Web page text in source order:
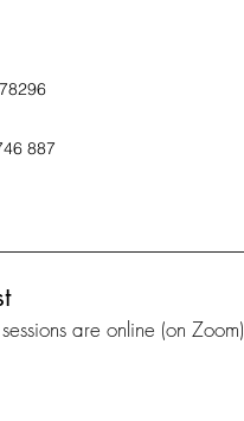
887
are online (on Zoom)